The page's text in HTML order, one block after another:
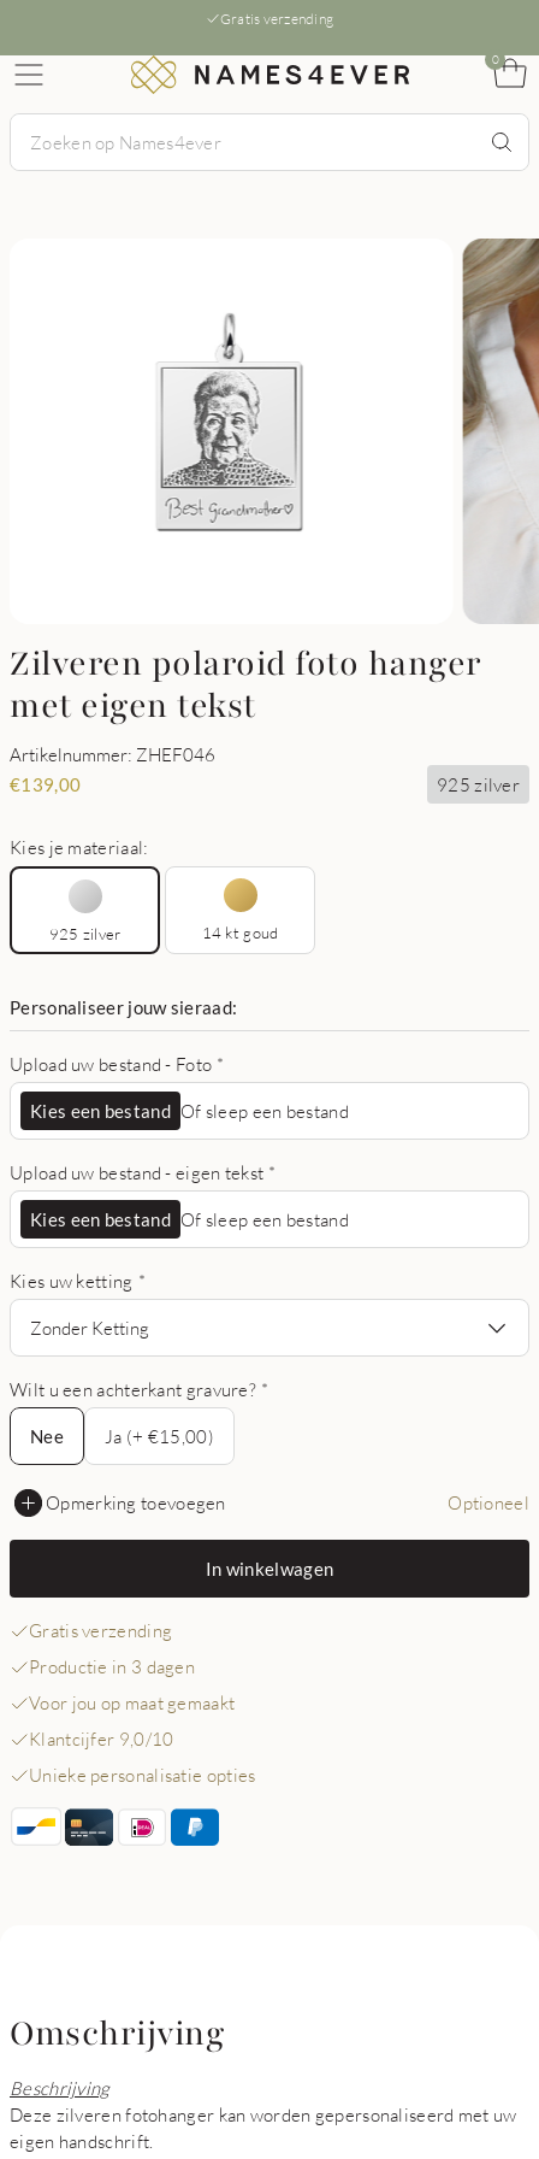
Gratis verzending
0
Zilveren polaroid foto hanger
met eigen tekst
Artikelnummer: ZHEF046
€139,00 925 zilver
Kies je materiaal:
925 zilver 14 kt goud
Personaliseer jouw sieraad:
Upload uw bestand - Foto *
Kies een bestand Of sleep een bestand
Upload uw bestand - eigen tekst *
Kies een bestand Of sleep een bestand
Kies uw ketting *
Zonder Ketting
Wilt u een achterkant gravure? *
Nee
Nee
Ja (+ €15,00)
Opmerking toevoegen Optioneel
In winkelwagen
Gratis verzending
Productie in 3 dagen
Voor jou op maat gemaakt
Klantcijfer 9,0/10
Unieke personalisatie opties
Omschrijving
Beschrijving
Deze zilveren fotohanger kan worden gepersonaliseerd met uw
eigen handschrift.